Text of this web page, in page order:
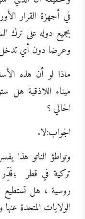
في أجهزة القرار
بجميع دوله على ترك
وعرضا دون أي تدخل
ماذا لو أن هذه
ميناء اللاذقية هل
الحالي ؟
الجواب:لا.
وتواطؤ الناتو هذا
تركية في قطر
روسية ، هل تستطيع
الولايات المتحدة